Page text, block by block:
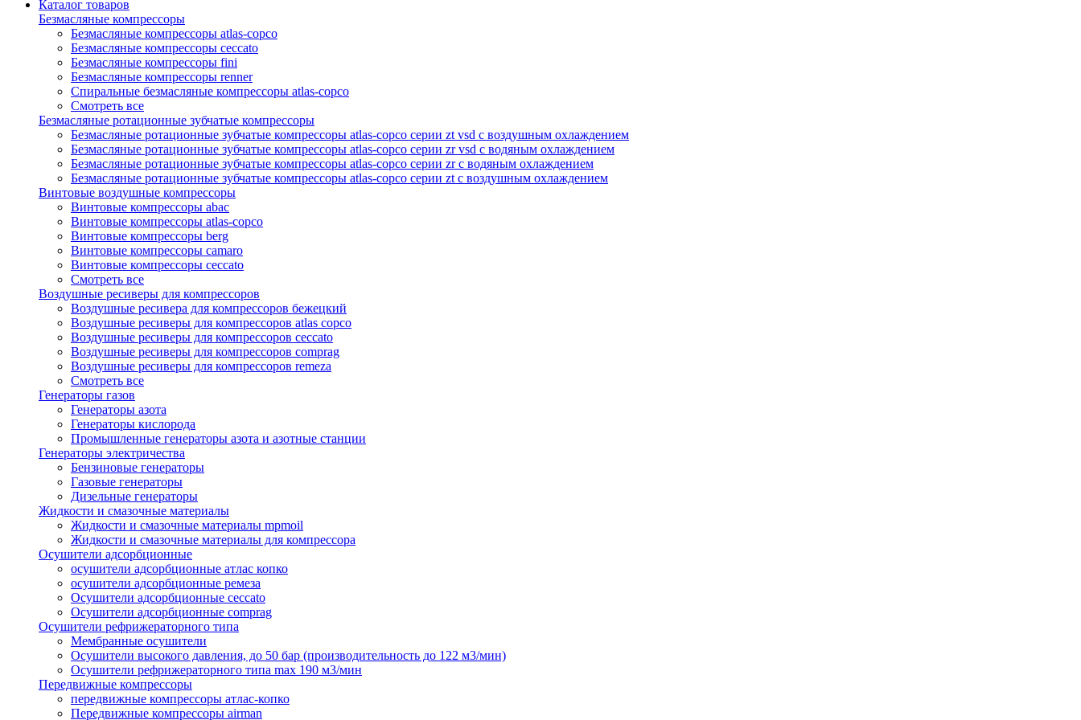
Каталог товаров
Безмасляные компрессоры
Безмасляные компрессоры atlas-copco
Безмасляные компрессоры ceccato
Безмасляные компрессоры fini
Безмасляные компрессоры renner
Спиральные безмасляные компрессоры atlas-copco
Смотреть все
Безмасляные ротационные зубчатые компрессоры
Безмасляные ротационные зубчатые компрессоры atlas-copco серии zt vsd с воздушным охлаждением
Безмасляные ротационные зубчатые компрессоры atlas-copco серии zr vsd с водяным охлаждением
Безмасляные ротационные зубчатые компрессоры atlas-copco серии zr с водяным охлаждением
Безмасляные ротационные зубчатые компрессоры atlas-copco серии zt с воздушным охлаждением
Винтовые воздушные компрессоры
Винтовые компрессоры abac
Винтовые компрессоры atlas-copco
Винтовые компрессоры berg
Винтовые компрессоры camaro
Винтовые компрессоры ceccato
Смотреть все
Воздушные ресиверы для компрессоров
Воздушные ресивера для компрессоров бежецкий
Воздушные ресиверы для компрессоров atlas copco
Воздушные ресиверы для компрессоров ceccato
Воздушные ресиверы для компрессоров comprag
Воздушные ресиверы для компрессоров remeza
Смотреть все
Генераторы газов
Генераторы азота
Генераторы кислорода
Промышленные генераторы азота и азотные станции
Генераторы электричества
Бензиновые генераторы
Газовые генераторы
Дизельные генераторы
Жидкости и смазочные материалы
Жидкости и смазочные материалы mpmoil
Жидкости и смазочные материалы для компрессора
Осушители адсорбционные
осушители адсорбционные атлас копко
осушители адсорбционные ремеза
Осушители адсорбционные ceccato
Осушители адсорбционные comprag
Осушители рефрижераторного типа
Мембранные осушители
Осушители высокого давления, до 50 бар (производительность до 122 м3/мин)
Осушители рефрижераторного типа max 190 м3/мин
Передвижные компрессоры
передвижные компрессоры атлас-копко
Передвижные компрессоры airman